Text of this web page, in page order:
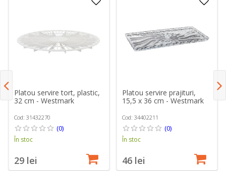
Platou servire tort, plastic,
32 cm - Westmark
Cod: 31432270
(0)
În stoc
29 lei
Platou servire prajituri,
15,5 x 36 cm - Westmark
Cod: 34402211
(0)
În stoc
46 lei